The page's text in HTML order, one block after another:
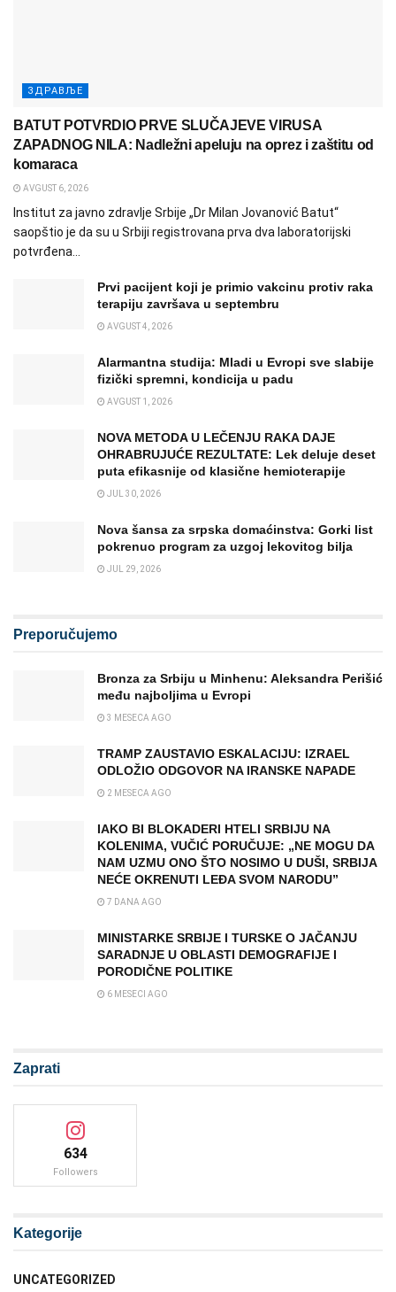
ЗДРАВЉЕ
BATUT POTVRDIO PRVE SLUČAJEVE VIRUSA
ZAPADNOG NILA: Nadležni apeluju na oprez i zaštitu od
komaraca
AVGUST 6, 2026
Institut za javno zdravlje Srbije „Dr Milan Jovanović Batut“
saopštio je da su u Srbiji registrovana prva dva laboratorijski
potvrđena...
Prvi pacijent koji je primio vakcinu protiv raka
terapiju završava u septembru
AVGUST 4, 2026
Alarmantna studija: Mladi u Evropi sve slabije
fizički spremni, kondicija u padu
AVGUST 1, 2026
NOVA METODA U LEČENJU RAKA DAJE
OHRABRUJUĆE REZULTATE: Lek deluje deset
puta efikasnije od klasične hemioterapije
JUL 30, 2026
Nova šansa za srpska domaćinstva: Gorki list
pokrenuo program za uzgoj lekovitog bilja
JUL 29, 2026
Preporučujemo
Bronza za Srbiju u Minhenu: Aleksandra Perišić
među najboljima u Evropi
3 MESECA AGO
TRAMP ZAUSTAVIO ESKALACIJU: IZRAEL
ODLOŽIO ODGOVOR NA IRANSKE NAPADE
2 MESECA AGO
IAKO BI BLOKADERI HTELI SRBIJU NA
KOLENIMA, VUČIĆ PORUČUJE: „NE MOGU DA
NAM UZMU ONO ŠTO NOSIMO U DUŠI, SRBIJA
NEĆE OKRENUTI LEĐA SVOM NARODU”
7 DANA AGO
MINISTARKE SRBIJE I TURSKE O JAČANJU
SARADNJE U OBLASTI DEMOGRAFIJE I
PORODIČNE POLITIKE
6 MESECI AGO
Zaprati
634
Followers
Kategorije
UNCATEGORIZED